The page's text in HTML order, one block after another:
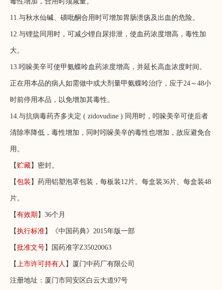
11.与秋水仙碱、磺吡酮合用时可增加胃肠溃疡及出血的危险。
12.与锂盐同用时，可减少锂自尿排泄，使血药浓度增高，毒性加
大。
13.吲哚美辛可使甲氨蝶呤血药浓度增高，并延长高血浓度时间。
正在用本品的病人如需做中或大剂量甲氨蝶呤治疗，应于24～48小
时前停用本品，以免增加其毒性。
14.与抗病毒药齐多夫定 ( zidovudine ) 同用时，吲哚美辛可使后者
清除率降低，毒性增加，同时吲哚美辛的毒性也增加，故应避免合
用。
【 贮藏】密封。
【包装 】药用铝塑泡罩包装，每板装12片。每盒装36片、每盒装48
片。
【有效期 】36个月
【执行标准】《中国药典》2015年版一部
【批准文号】国药准字Z35020063
【上市许可持有人 】厦门中药厂有限公司
注册地址：厦门市同安区白云大道97号